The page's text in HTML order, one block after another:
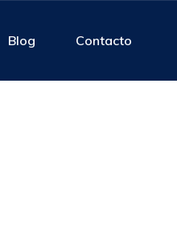
Blog Contacto